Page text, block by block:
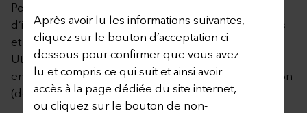
Après avoir lu les informations suivantes,
cliquez sur le bouton d’acceptation ci-
dessous pour confirmer que vous avez
lu et compris ce qui suit et ainsi avoir
accès à la page dédiée du site internet,
ou cliquez sur le bouton de non-
Pour accéder à cette page, vous avez accepté la note
d’information sur la page dédiée aux Fonds Externes
et aux Fonds Internes Collectifs du site internet de
Utmost Luxembourg S.A. (à tout moment disponible
en cliquant ici) en cliquant sur le bouton d’acceptation
(dénommé “J’ACCEPTE”).